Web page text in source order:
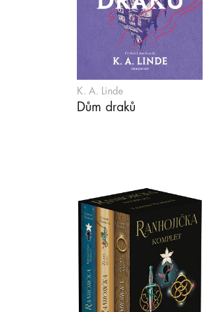
K. A. Linde
Dům draků